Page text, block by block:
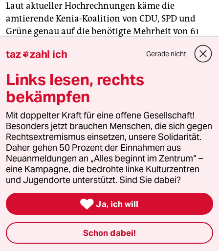
Laut aktueller Hochrechnungen käme die
amtierende Kenia-Koalition von CDU, SPD und
Grüne genau auf die benötigte Mehrheit von 61
18:21: Freud und Leid bei der Thüringer
Linken
ERFURTtaz| Lungern vor dem Büro von Bodo
Ramelow im 4. Stock des Thüringer Landtags. Der
kommt nach 18:00 raus, sagt kurz „Hallo“, rauscht
dann mit dem Fahrstuhl nach unten.
Die Linke Landesvorsitzende Ulrike Grosse-Röthig
zurtaz: „Freud und Leid liegen eng beeinander.
Wir werden als Fraktion zweistellig im Landtag
vertreten sein. Und ich habe im Wahlkampf eine
taz zahl ich Gerade nicht
Links lesen, rechts
bekämpfen
Mit doppelter Kraft für eine offene Gesellschaft!
Besonders jetzt brauchen Menschen, die sich gegen
Rechtsextremismus einsetzen, unsere Solidarität.
Daher gehen 50 Prozent der Einnahmen aus
Neuanmeldungen an „Alles beginnt im Zentrum“ –
eine Kampagne, die bedrohte linke Kulturzentren
und Jugendorte unterstützt. Sind Sie dabei?
 Ja, ich will
Schon dabei!